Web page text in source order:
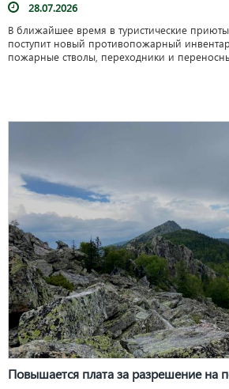
28.07.2026
В ближайшее время в туристические
поступит новый противопожарный
пожарные стволы, переходники и
Повышается плата за разрешение на